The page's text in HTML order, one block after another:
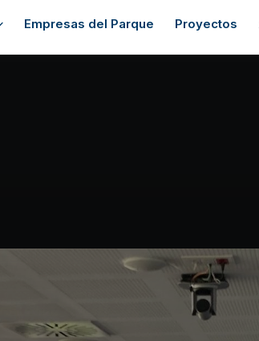
Empresas del Parque Proyectos